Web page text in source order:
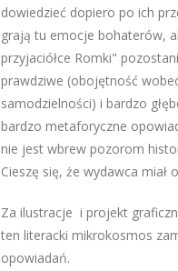
dowiedzieć dopiero po ich
grają tu emocje bohaterów,
przyjaciółce Romki"
prawdziwe (obojętność
samodzielności) i bardzo
bardzo metaforyczne
nie jest wbrew pozorom
Cieszę się, że wydawca
Za ilustracje i projekt
ten literacki mikrokosmos
opowiadań.